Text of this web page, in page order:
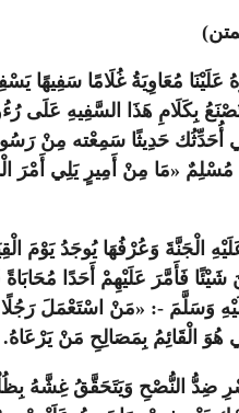
مُعَاوِيَةُ غُلَامًا
بِكَلَامِ هَذَا السَّفِيهِ
حَدِيثًا سَمِعْته مِنْ
«مَا مِنْ أَمِيرٍ يَلِي أَمْرَ
الْجَنَّةَ وَعُرْفُهَا يُوجَدُ
عَلَيْهِمْ أَحَدًا مُحَابَاةً
وَسَلَّمَ -: «مَنْ اسْتَعْمَلَ
هُوَ الْقَائِمُ بِمَصَالِحِ مَنْ يَرْعَاهُ.
النُّصْحِ وَيَتَحَقَّقُ غِشَّهُ